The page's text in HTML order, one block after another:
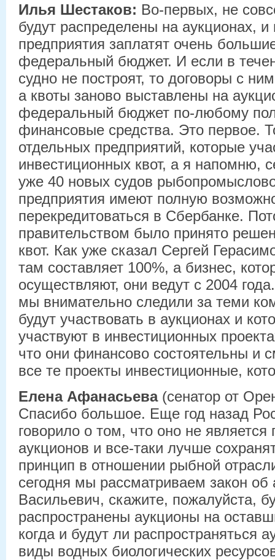
Илья Шестаков: Во-первых, не
будут распределены на аукционах,
предприятия заплатят очень
федеральный бюджет. И если в
судно не построят, то договоры с
а квоты заново выставлены на
федеральный бюджет по-любому
финансовые средства. Это первое.
отдельных предприятий, которые
инвестиционных квот, а я напомню,
уже 40 новых судов
предприятия имеют полную
перекредитоваться в Сбербанке.
правительством было принято
квот. Как уже сказал Сергей
там составляет 100%, а бизнес,
осуществляют, они ведут с 2004
мы внимательно следили за теми
будут участвовать в аукционах и
участвуют в инвестиционных
что они финансово состоятельны и
все те проекты инвестиционные,
Елена Афанасьева (сенатор от
Спасибо большое. Еще год назад
говорило о том, что оно не
аукционов и все-таки лучше
принцип в отношении рыбной
сегодня мы рассматриваем закон об
Васильевич, скажите, пожалуйста,
распространены аукционы на
когда и будут ли распространяться
виды водных биологических